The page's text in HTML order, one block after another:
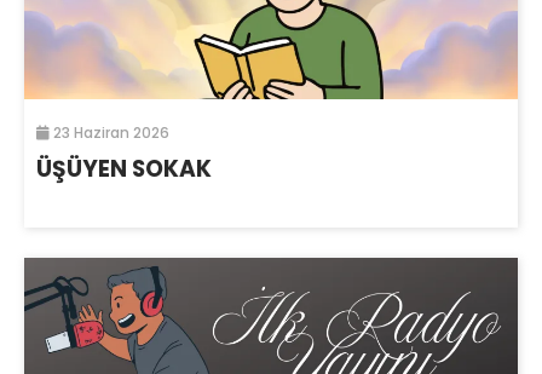
23 Haziran 2026
ÜŞÜYEN SOKAK